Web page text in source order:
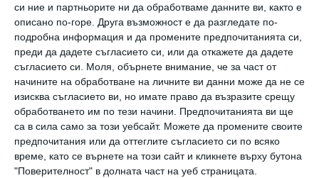
си ние и партньорите ни да обработваме данните ви, както е
описано по-горе. Друга възможност е да разгледате по-
подробна информация и да промените предпочитанията си,
преди да дадете съгласието си, или да откажете да дадете
съгласието си.
Моля, обърнете внимание, че за част от
начините на обработване на личните ви данни може да не се
изисква съгласието ви, но имате право да възразите срещу
обработването им по тези начини. Предпочитанията ви ще
са в сила само за този уебсайт. Можете да промените своите
предпочитания или да оттеглите съгласието си по всяко
време, като се върнете на този сайт и кликнете върху бутона
"Поверителност" в долната част на уеб страницата.
06 август 2026 г.
Новини
Хейли Стайнфелд разказва за 4-
месечната си дъщеря
06 август 2026 г.
Здраве
Вените не обичат жегата
06 август 2026 г.
Заедно